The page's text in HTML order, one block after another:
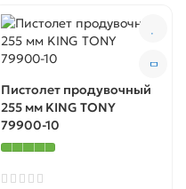
Пистолет продувочный
255 мм KING TONY
79900-10